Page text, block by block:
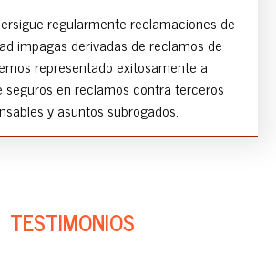
regularmente reclamaciones de
impagas derivadas de reclamos de
representado exitosamente a
seguros en reclamos contra terceros
y asuntos subrogados.
TESTIMONIOS